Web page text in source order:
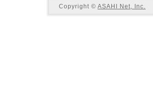
Copyright © ASAHI Net, Inc.